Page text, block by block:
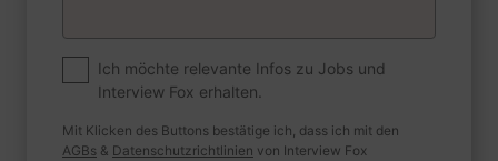
Wie sind Sie mit einer Situation
umgegangen, in der Sie einen
leistungsschwachen Mitarbeiter hatten?
Ich möchte relevante Infos zu Jobs und
Interview Fox erhalten.
Mit Klicken des Buttons bestätige ich, dass ich mit den
AGBs & Datenschutzrichtlinien von Interview Fox